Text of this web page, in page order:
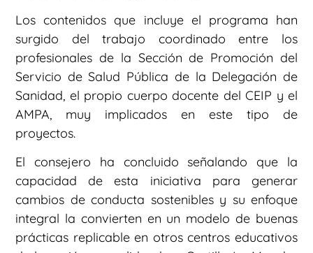
Los contenidos que incluye el programa han
surgido del trabajo coordinado entre los
profesionales de la Sección de Promoción del
Servicio de Salud Pública de la Delegación de
Sanidad, el propio cuerpo docente del CEIP y el
AMPA, muy implicados en este tipo de
proyectos.
El consejero ha concluido señalando que la
capacidad de esta iniciativa para generar
cambios de conducta sostenibles y su enfoque
integral la convierten en un modelo de buenas
prácticas replicable en otros centros educativos